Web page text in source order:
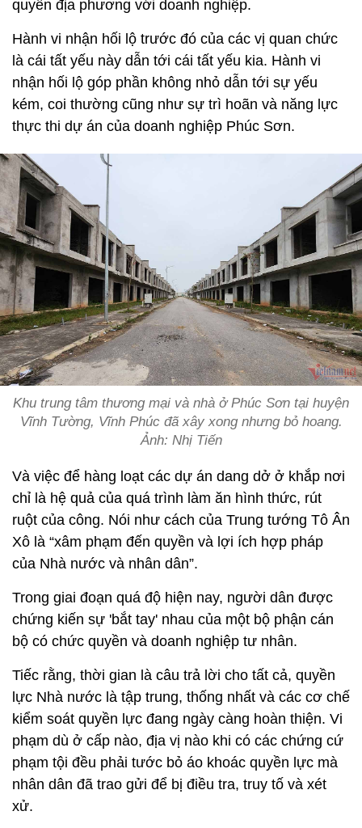
quyền địa phương với doanh nghiệp.
Hành vi nhận hối lộ trước đó của các vị quan chức
là cái tất yếu này dẫn tới cái tất yếu kia. Hành vi
nhận hối lộ góp phần không nhỏ dẫn tới sự yếu
kém, coi thường cũng như sự trì hoãn và năng lực
thực thi dự án của doanh nghiệp Phúc Sơn.
Khu trung tâm thương mại và nhà ở Phúc Sơn tại huyện
Vĩnh Tường, Vĩnh Phúc đã xây xong nhưng bỏ hoang.
Ảnh: Nhị Tiến
Và việc để hàng loạt các dự án dang dở ở khắp nơi
chỉ là hệ quả của quá trình làm ăn hình thức, rút
ruột của công. Nói như cách của Trung tướng Tô Ân
Xô là “xâm phạm đến quyền và lợi ích hợp pháp
của Nhà nước và nhân dân”.
Trong giai đoạn quá độ hiện nay, người dân được
chứng kiến sự 'bắt tay' nhau của một bộ phận cán
bộ có chức quyền và doanh nghiệp tư nhân.
Tiếc rằng, thời gian là câu trả lời cho tất cả, quyền
lực Nhà nước là tập trung, thống nhất và các cơ chế
kiểm soát quyền lực đang ngày càng hoàn thiện. Vi
phạm dù ở cấp nào, địa vị nào khi có các chứng cứ
phạm tội đều phải tước bỏ áo khoác quyền lực mà
nhân dân đã trao gửi để bị điều tra, truy tố và xét
xử.